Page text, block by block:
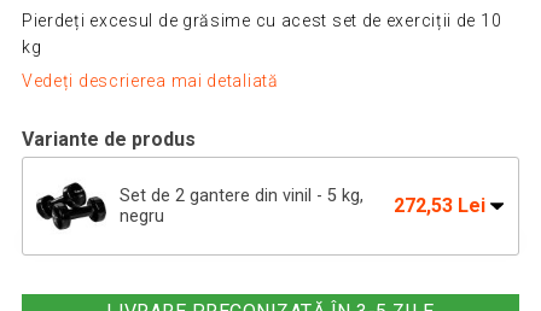
Pierdeți excesul de grăsime cu acest set de exerciții de 10
kg
Vedeți descrierea mai detaliată
Variante de produs
Set de 2 gantere din vinil - 5 kg,
negru
272,53 Lei
kg Violet